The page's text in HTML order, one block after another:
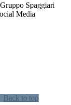
Spaggiari
Media
Back to top